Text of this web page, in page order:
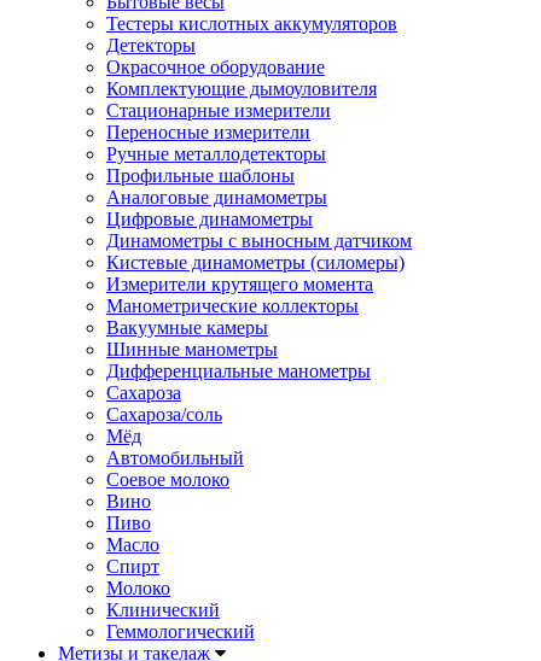
Тестеры кислотных аккумуляторов
Детекторы
Окрасочное оборудование
Комплектующие дымоуловителя
Стационарные измерители
Переносные измерители
Ручные металлодетекторы
Профильные шаблоны
Аналоговые динамометры
Цифровые динамометры
Динамометры с выносным датчиком
Кистевые динамометры (силомеры)
Измерители крутящего момента
Манометрические коллекторы
Вакуумные камеры
Шинные манометры
Дифференциальные манометры
Сахароза
Сахароза/соль
Мёд
Автомобильный
Соевое молоко
Вино
Пиво
Масло
Спирт
Молоко
Клинический
Геммологический
Метизы и такелаж